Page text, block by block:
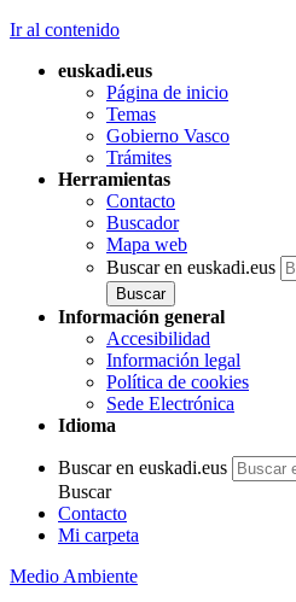
Ir al contenido
euskadi.eus
Página de inicio
Temas
Gobierno Vasco
Trámites
Herramientas
Contacto
Buscador
Mapa web
Buscar en euskadi.eus
Información general
Accesibilidad
Información legal
Política de cookies
Sede Electrónica
Idioma
Buscar en euskadi.eus
Buscar
Contacto
Mi carpeta
Medio Ambiente